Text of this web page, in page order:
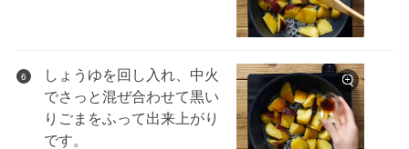
6
しょうゆを回し入れ、中火
でさっと混ぜ合わせて黒い
りごまをふって出来上がり
です。